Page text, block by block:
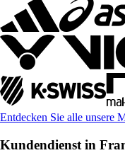
Entdecken Sie alle unsere
Kundendienst in